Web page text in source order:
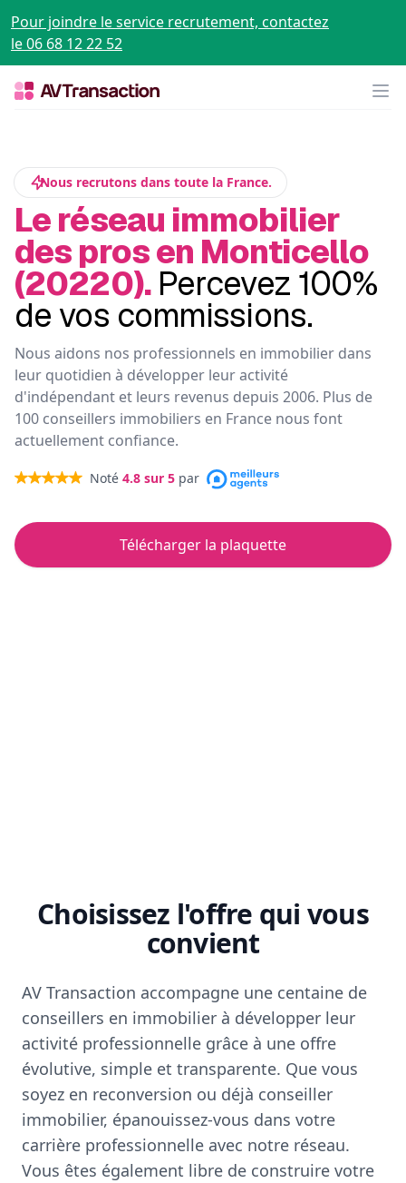
Pour joindre le service recrutement, contactez
le 06 68 12 22 52
Nous recrutons dans toute la France.
Le réseau immobilier
des pros en Monticello
(20220). Percevez 100%
de vos commissions.
Nous aidons nos professionnels en immobilier dans
leur quotidien à développer leur activité
d'indépendant et leurs revenus depuis 2006. Plus de
100 conseillers immobiliers en France nous font
actuellement confiance.
Noté 4.8 sur 5 par
Télécharger la plaquette
Choisissez l'offre qui vous
convient
AV Transaction accompagne une centaine de
conseillers en immobilier à développer leur
activité professionnelle grâce à une offre
évolutive, simple et transparente. Que vous
soyez en reconversion ou déjà conseiller
immobilier, épanouissez-vous dans votre
carrière professionnelle avec notre réseau.
Vous êtes également libre de construire votre